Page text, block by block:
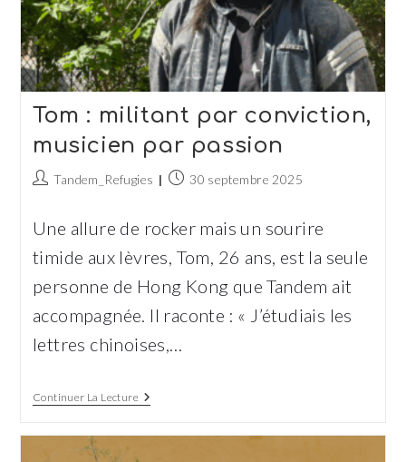
Tom : militant par conviction,
musicien par passion
Auteur/autrice
publication :
Tandem_Refugies
Publication
30 septembre 2025
Une allure de rocker mais un sourire
timide aux lèvres, Tom, 26 ans, est la seule
personne de Hong Kong que Tandem ait
accompagnée. Il raconte : « J’étudiais les
lettres chinoises,…
Continuer La LectureTom :
Conviction,